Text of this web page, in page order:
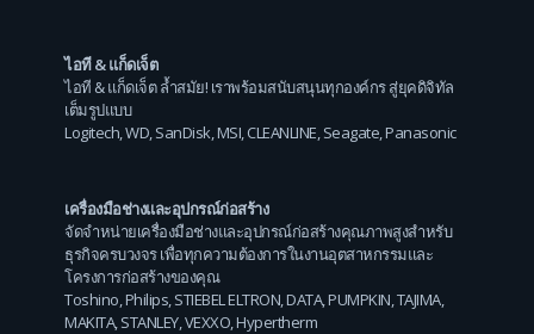
ไอที & แก็ดเจ็ต
ไอที & แก็ดเจ็ต ล้ำสมัย! เราพร้อมสนับสนุนทุกองค์กร สู่ยุคดิจิทัล
เต็มรูปแบบ
Logitech,WD,SanDisk,MSI,CLEANLINE,Seagate,Panasonic
เครื่องมือช่างและอุปกรณ์ก่อสร้าง
จัดจำหน่ายเครื่องมือช่างและอุปกรณ์ก่อสร้างคุณภาพสูงสำหรับ
ธุรกิจครบวงจร เพื่อทุกความต้องการในงานอุตสาหกรรมและ
โครงการก่อสร้างของคุณ
Toshino,Philips,STIEBEL ELTRON,DATA,PUMPKIN,TAJIMA,
MAKITA,STANLEY,VEXXO,Hypertherm